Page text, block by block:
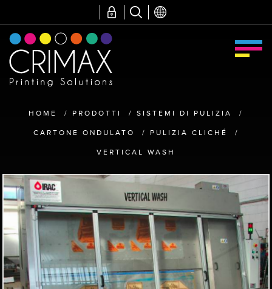
HOME / PRODOTTI / SISTEMI DI PULIZIA /
CARTONE ONDULATO / PULIZIA CLICHÉ /
VERTICAL WASH